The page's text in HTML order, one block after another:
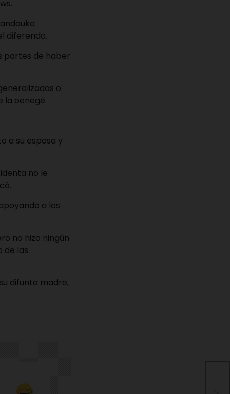
diferendo.
partes de haber
o
la oenegé.
a su esposa y
no le
a los
no hizo ningún
de las
difunta madre,